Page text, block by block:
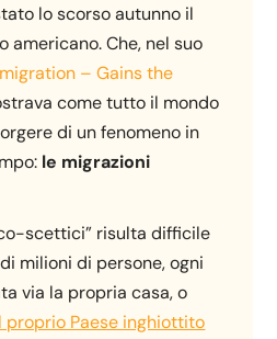
lo scorso autunno il
americano. Che, nel suo
– Gains the
come tutto il mondo
di un fenomeno in
le migrazioni
scettici” risulta difficile
milioni di persone, ogni
via la propria casa, o
proprio Paese inghiottito